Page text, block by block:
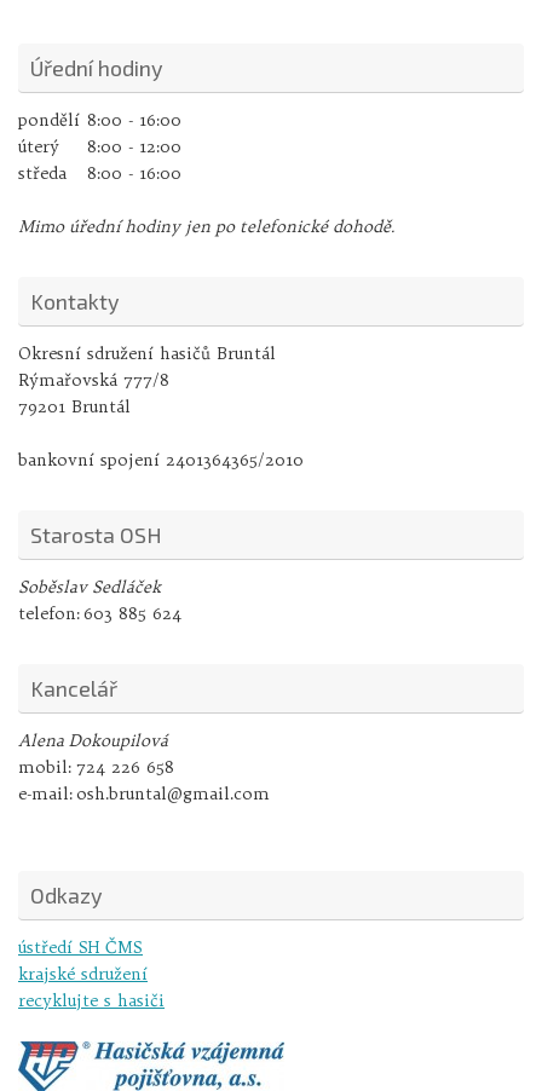
Úřední hodiny
pondělí 8:00 - 16:00
úterý
8:00 - 12:00
středa
8:00 - 16:00
Mimo úřední hodiny jen po telefonické dohodě.
Kontakty
Okresní sdružení hasičů Bruntál
Rýmařovská 777/8
79201 Bruntál
bankovní spojení 2401364365/2010
Starosta OSH
Soběslav Sedláček
telefon:603 885 624
Kancelář
Alena Dokoupilová
mobil: 724 226 658
e-mail:osh.bruntal@gmail.com
Odkazy
ústředí SH ČMS
krajské sdružení
recyklujte s hasiči